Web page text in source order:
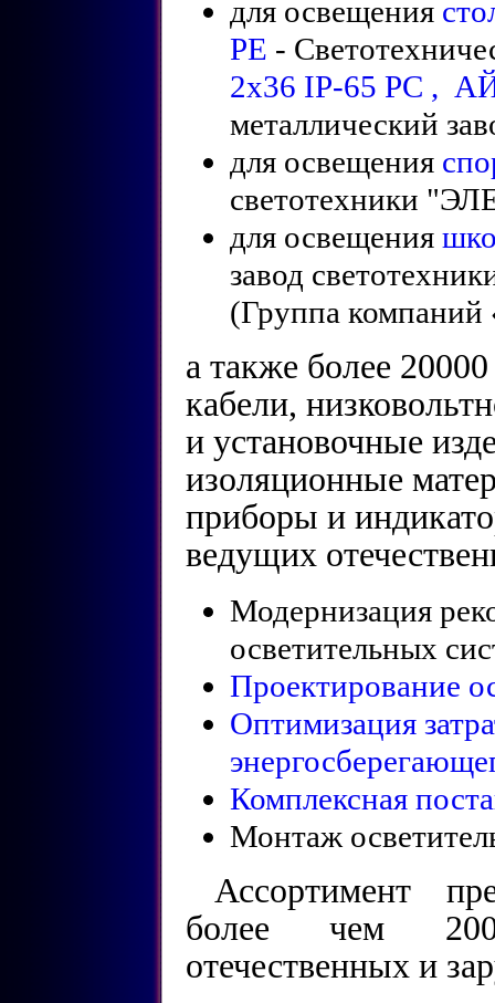
для освещения
РЕ -
2х36 IP-65 PC ,
металлический
для освещения
светотехники
для освещения
завод
(Группа компаний
а также более
кабели,
и установочные
изоляционные
приборы и
ведущих
Модернизация
осветительных
Проектирование
Оптимизация
Комплексная
Монтаж
Ассортимент
более чем
отечественных и